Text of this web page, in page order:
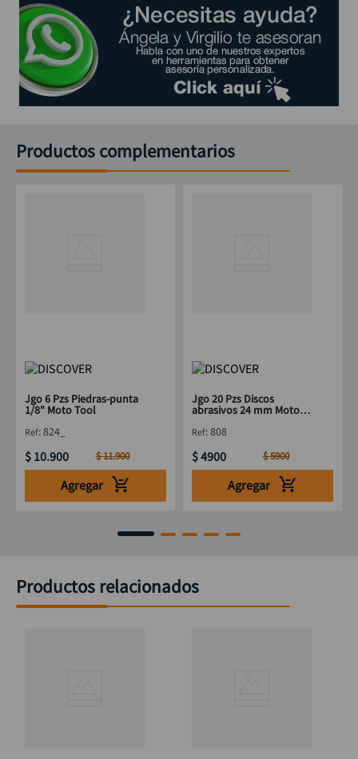
Productos complementarios
Jgo 6 Pzs Piedras-punta
1/8" Moto Tool
:824_
$ 10.900 $11.900
Agregar
Jgo 20 Pzs Discos
abrasivos 24 mm Moto
:808
$4900 $5900
Agregar
Productos relacionados